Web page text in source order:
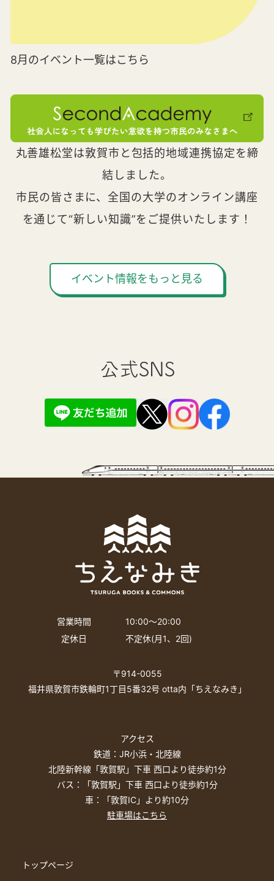
8月のイベント一覧はこちら
丸善雄松堂は敦賀市と包括的地域連携協定を締
結しました。
市民の皆さまに、全国の大学のオンライン講座
を通じて“新しい知識”をご提供いたします！
イベント情報をもっと見る
公式SNS
営業時間
10:00〜20:00
定休日
不定休(月1、2回)
〒914-0055
福井県敦賀市鉄輪町1丁目5番32号 otta内「ちえなみき」
アクセス
鉄道：JR小浜・北陸線
北陸新幹線「敦賀駅」下車 西口より徒歩約1分
バス：「敦賀駅」下車 西口より徒歩約1分
車：「敦賀IC」より約10分
駐車場はこちら
トップページ